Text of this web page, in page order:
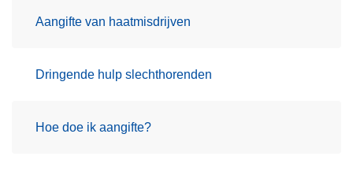
Aangifte van haatmisdrijven
Dringende hulp slechthorenden
Hoe doe ik aangifte?